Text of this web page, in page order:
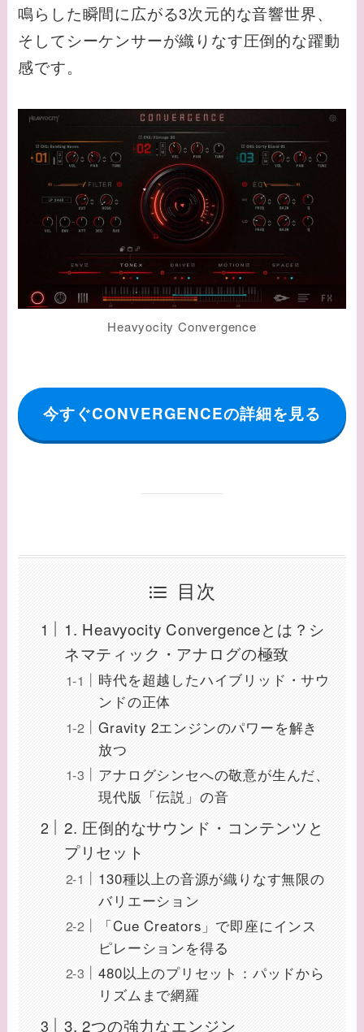
鳴らした瞬間に広がる3次元的な音響世界、
そしてシーケンサーが織りなす圧倒的な躍動
感です。
Heavyocity Convergence
今すぐCONVERGENCEの詳細を見る
目次
1. Heavyocity Convergenceとは？シ
ネマティック・アナログの極致
時代を超越したハイブリッド・サウ
ンドの正体
Gravity 2エンジンのパワーを解き
放つ
アナログシンセへの敬意が生んだ、
現代版「伝説」の音
2. 圧倒的なサウンド・コンテンツと
プリセット
130種以上の音源が織りなす無限の
バリエーション
「Cue Creators」で即座にインス
ピレーションを得る
480以上のプリセット：パッドから
リズムまで網羅
3. 2つの強力なエンジン